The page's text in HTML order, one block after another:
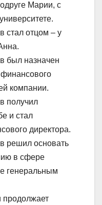
Марии, с
стал отцом – у
был назначен
компании.
получил
и стал
директора.
решил основать
в сфере
генеральным
продолжает